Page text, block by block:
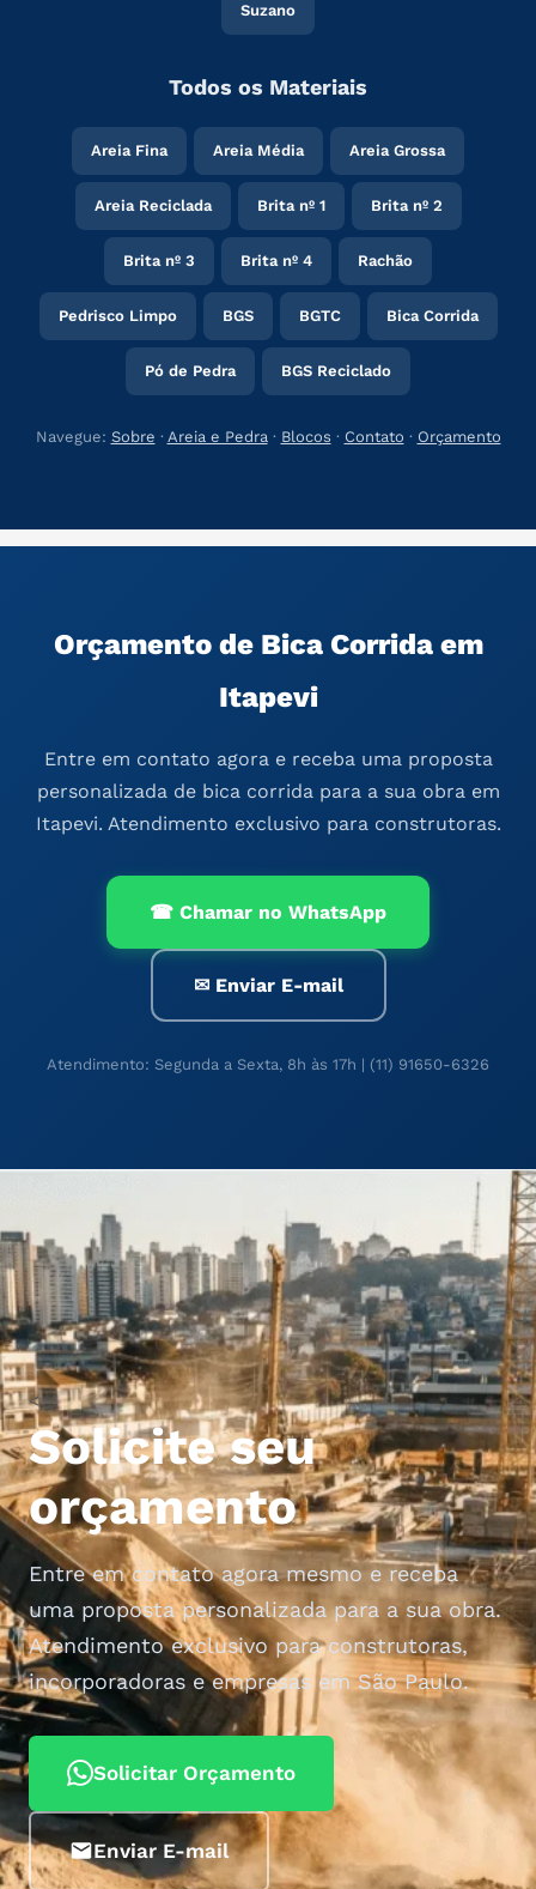
Suzano
Todos os Materiais
Areia Fina Areia Média Areia Grossa
Areia Reciclada Brita nº 1 Brita nº 2
Brita nº 3 Brita nº 4 Rachão
Pedrisco Limpo BGS BGTC Bica Corrida
Pó de Pedra BGS Reciclado
Navegue: Sobre · Areia e Pedra· Blocos · Contato · Orçamento
Orçamento de Bica Corrida em
Itapevi
Entre em contato agora e receba uma proposta
personalizada de bica corrida para a sua obra em
Itapevi. Atendimento exclusivo para construtoras.
☎ Chamar no WhatsApp
✉ Enviar E-mail
Atendimento: Segunda a Sexta, 8h às 17h | (11) 91650-6326
<
Solicite seu
orçamento
Entre em contato agora mesmo e receba
uma proposta personalizada para a sua obra.
Atendimento exclusivo para construtoras,
incorporadoras e empresas em São Paulo.
Solicitar Orçamento
Enviar E-mail